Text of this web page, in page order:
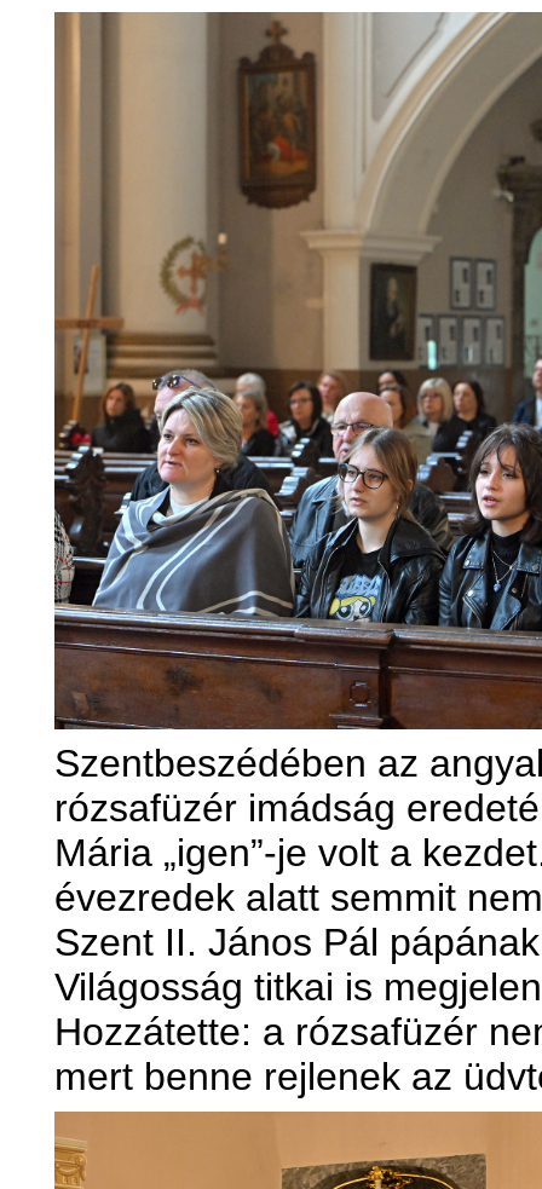
Szentbeszédében az
rózsafüzér imádság
Mária „igen”-je volt a
évezredek alatt semmit
Szent II. János Pál
Világosság titkai is
Hozzátette: a rózsafüzér
mert benne rejlenek az